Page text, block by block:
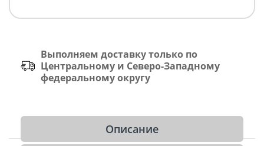
Выполняем доставку только по
Центральному и Северо-Западному
федеральному округу
Описание